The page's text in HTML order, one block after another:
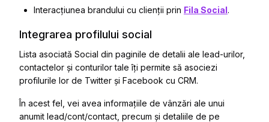
Interacțiunea brandului cu clienții prin Fila Social.
Integrarea profilului social
Lista asociată Social din paginile de detalii ale lead-urilor,
contactelor și conturilor tale îți permite să asociezi
profilurile lor de Twitter și Facebook cu CRM.
În acest fel, vei avea informațiile de vânzări ale unui
anumit lead/cont/contact, precum și detaliile de pe